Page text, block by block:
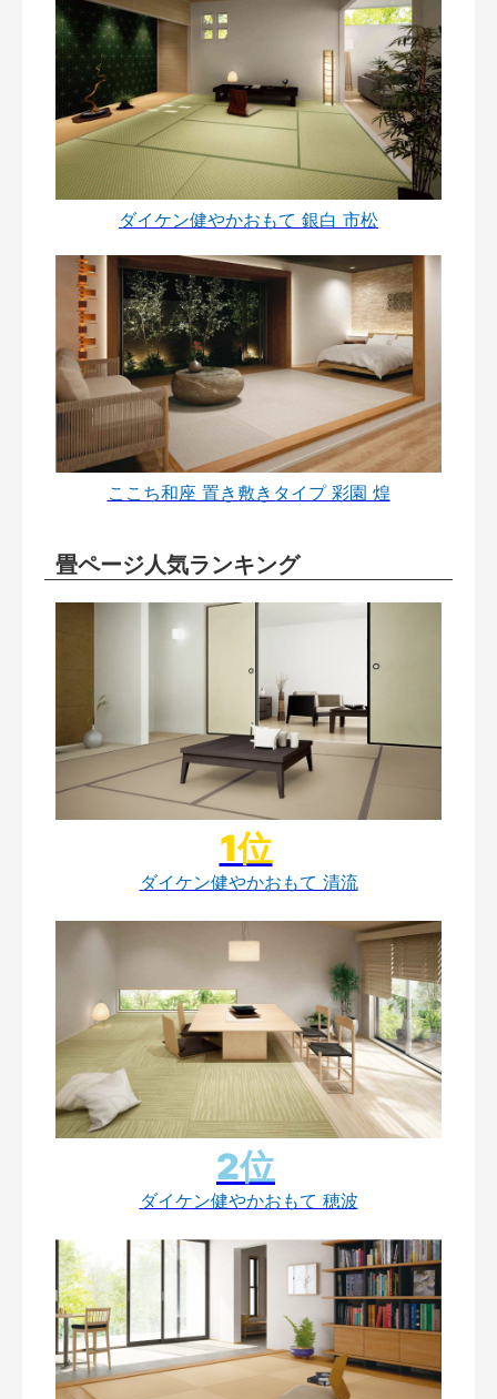
ダイケン健やかおもて 銀白 市松
ここち和座 置き敷きタイプ 彩園 煌
畳ページ人気ランキング
ダイケン健やかおもて 清流
ダイケン健やかおもて 穂波